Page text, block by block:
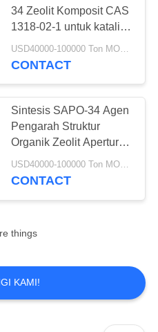
69
34 Zeolit ​​Komposit CAS
1318-02-1 untuk katalis
MTO
USD40000-100000 Ton MOQ:1 KG
CONTACT
Sintesis SAPO-34 Agen
Pengarah Struktur
Organik Zeolit ​​​​Aperture
0.4nm
USD40000-100000 Ton MOQ:1 KG
CONTACT
things
KAMI!